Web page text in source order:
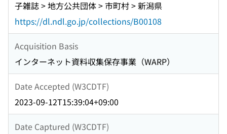
子雑誌 > 地方公共団体 > 市町村 > 新潟県
https://dl.ndl.go.jp/collections/B00108
Acquisition Basis
インターネット資料収集保存事業（WARP）
Date Accepted (W3CDTF)
2023-09-12T15:39:04+09:00
Date Captured (W3CDTF)